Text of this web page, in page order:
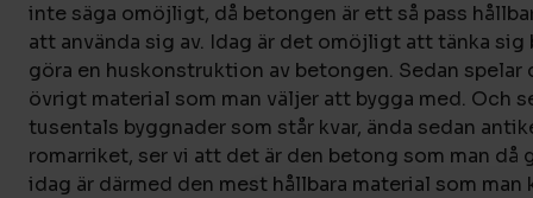
inte säga omöjligt, då betongen är ett så pass
att använda sig av. Idag är det omöjligt att tänka
göra en huskonstruktion av betongen. Sedan
övrigt material som man väljer att bygga med. Och
tusentals byggnader som står kvar, ända sedan
romarriket, ser vi att det är den betong som man då
idag är därmed den mest hållbara material som man